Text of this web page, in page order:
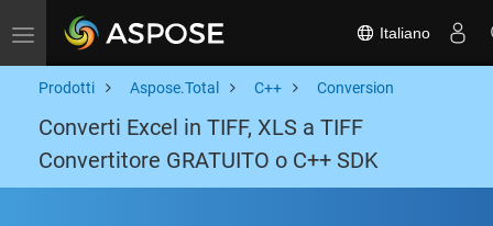
Toggle navigation Italiano
Prodotti Aspose.Total C++ Conversion
Converti Excel in TIFF, XLS a TIFF
Convertitore GRATUITO o C++ SDK